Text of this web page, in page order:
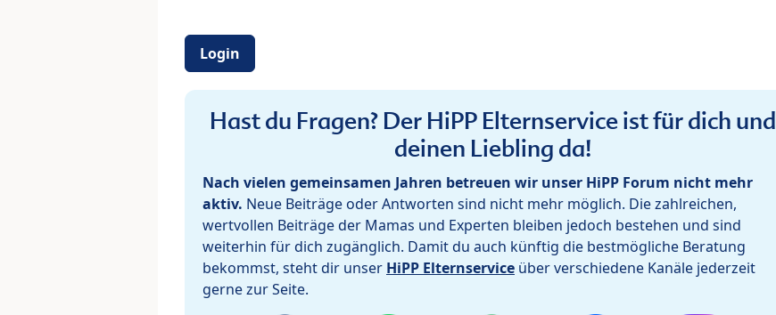
Login
Hast du Fragen? Der HiPP Elternservice ist für dich und
deinen Liebling da!
Nach vielen gemeinsamen Jahren betreuen wir unser HiPP Forum nicht mehr
aktiv. Neue Beiträge oder Antworten sind nicht mehr möglich. Die zahlreichen,
wertvollen Beiträge der Mamas und Experten bleiben jedoch bestehen und sind
weiterhin für dich zugänglich. Damit du auch künftig die bestmögliche Beratung
bekommst, steht dir unser HiPP Elternservice über verschiedene Kanäle jederzeit
gerne zur Seite.